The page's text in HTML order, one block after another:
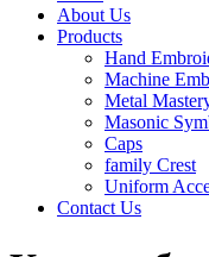
About Us
Products
Hand
Machine
Metal
Masonic
Caps
family Crest
Uniform
Contact Us